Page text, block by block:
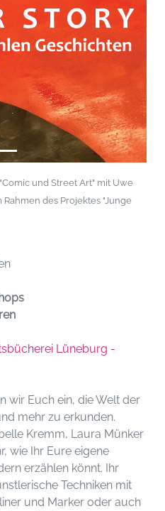
und Street Art" mit Uwe
des Projektes "Junge
Lüneburg -
wir Euch ein, die Welt der
mehr zu erkunden.
Kremm, Laura Münker
wie Ihr Eure eigene
erzählen könnt. Ihr
Techniken mit
und Marker oder auch